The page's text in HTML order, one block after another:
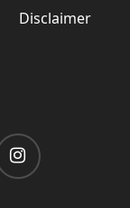
Disclaimer